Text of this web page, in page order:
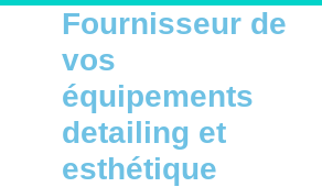
Fournisseur de
vos
équipements
detailing et
esthétique